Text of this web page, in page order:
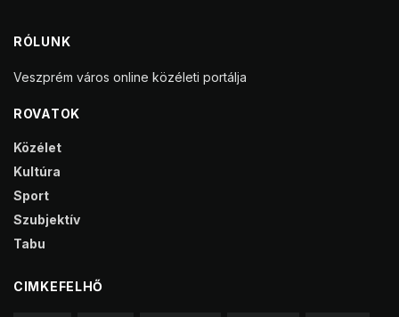
RÓLUNK
Veszprém város online közéleti portálja
ROVATOK
Közélet
Kultúra
Sport
Szubjektív
Tabu
CIMKEFELHŐ